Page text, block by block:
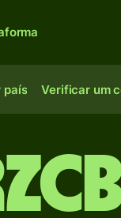
país Verificar um